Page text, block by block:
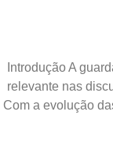
Introdução A
relevante nas
Com a evolução